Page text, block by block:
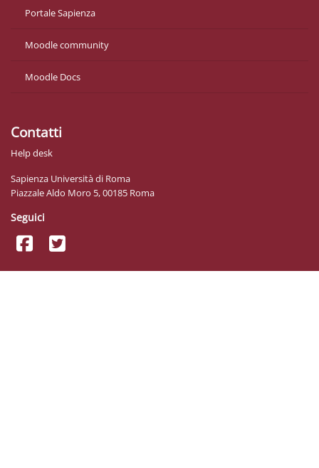
Portale Sapienza
Moodle community
Moodle Docs
Contatti
Help desk
Sapienza Università di Roma
Piazzale Aldo Moro 5, 00185 Roma
Seguici